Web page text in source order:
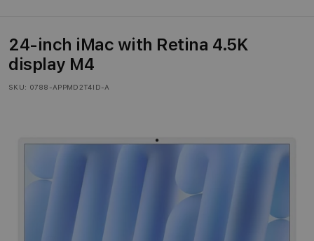
24-inch iMac with Retina 4.5K
display M4
SKU: 0788-APPMD2T4ID-A